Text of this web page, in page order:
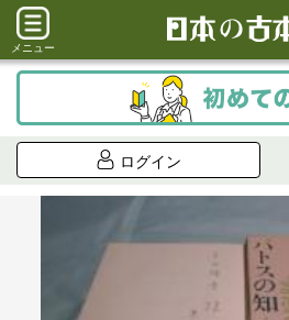
メニュー
ログイン